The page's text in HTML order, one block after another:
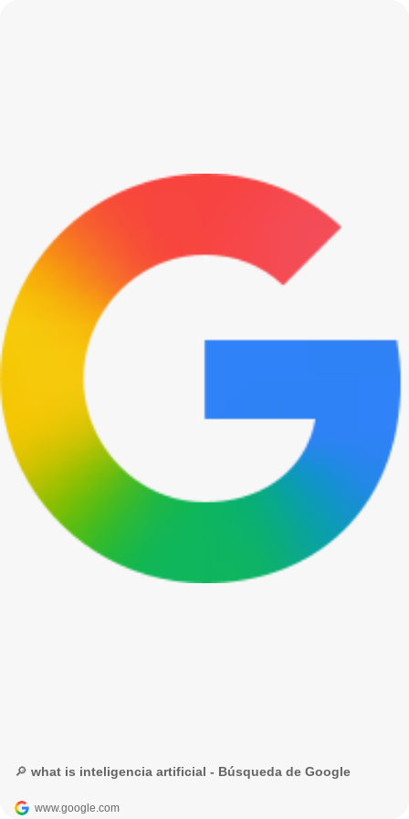
🔎 what is inteligencia artificial - Búsqueda de Google
www.google.com